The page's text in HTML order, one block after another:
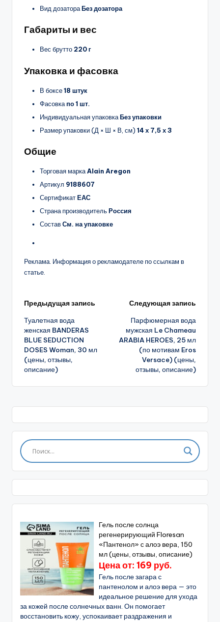
Вид дозатораБез дозатора
Габариты и вес
Вес брутто 220 г
Упаковка и фасовка
В боксе18 штук
Фасовкапо 1 шт.
Индивидуальная упаковкаБез упаковки
Размер упаковки (Д × Ш × В, см) 14 х 7,5 х 3
Общие
Торговая маркаAlain Aregon
Артикул 9188607
СертификатЕАС
Страна производительРоссия
СоставСм. на упаковке
Реклама. Информация о рекламодателе по ссылкам в
статье.
Навигация
записи
Предыдущая запись
Туалетная вода
женская BANDERAS
BLUE SEDUCTION
DOSES Woman, 30 мл
(цены, отзывы,
описание)
Следующая запись
Парфюмерная вода
мужская Le Chameau
ARABIA HEROES, 25 мл
(по мотивам Eros
Versace) (цены,
отзывы, описание)
Гель после солнца
регенерирующий Floresan
«Пантенол» с алоэ вера, 150
мл (цены, отзывы, описание)
Цена от: 169 руб.
Гель после загара с
пантенолом и алоэ вера — это
идеальное решение для ухода
за кожей после солнечных ванн. Он помогает
восстановить кожу, успокаивает раздражения и